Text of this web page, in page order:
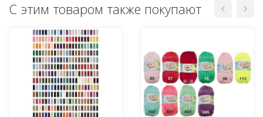
С этим товаром также покупают